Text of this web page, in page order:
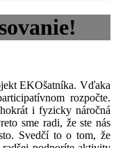
EKOšatníka. Vďaka
rozpočte.
i fyzicky náročná
sme radi, že ste nás
Svedčí to o tom, že